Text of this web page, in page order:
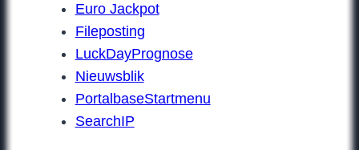
Euro Jackpot
Fileposting
LuckDayPrognose
Nieuwsblik
PortalbaseStartmenu
SearchIP